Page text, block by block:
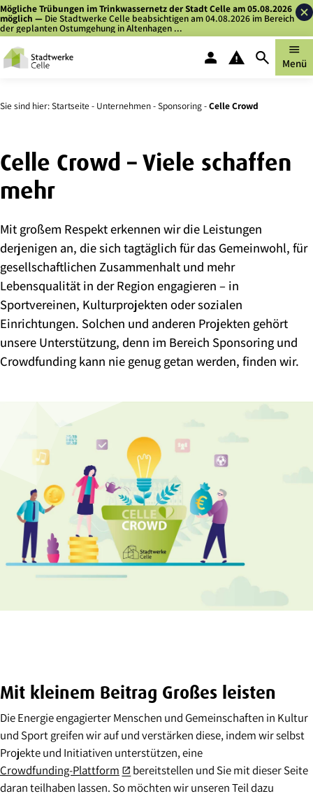
Zum
Inhalt
Zu
Kontaktdaten
Mögliche Trübungen im Trinkwassernetz der Stadt Celle am 05.08.2026
möglich — Die Stadtwerke Celle beabsichtigen am 04.08.2026 im Bereich
der geplanten Ostumgehung in Altenhagen ...
personKundenportal
warningStörung melden
searchSuche
menu
Menü
Sie sind hier:Startseite - Unternehmen-Sponsoring-Celle Crowd
Celle Crowd – Viele schaffen
mehr
Mit großem Respekt erkennen wir die Leistungen
derjenigen an, die sich tagtäglich für das Gemeinwohl, für
gesellschaftlichen Zusammenhalt und mehr
Lebensqualität in der Region engagieren – in
Sportvereinen, Kulturprojekten oder sozialen
Einrichtungen. Solchen und anderen Projekten gehört
unsere Unterstützung, denn im Bereich Sponsoring und
Crowdfunding kann nie genug getan werden, finden wir.
Mit kleinem Beitrag Großes leisten
Die Energie engagierter Menschen und Gemeinschaften in Kultur
und Sport greifen wir auf und verstärken diese, indem wir selbst
Projekte und Initiativen unterstützen, eine
Crowdfunding-Plattform open_in_new bereitstellen und Sie mit dieser Seite
daran teilhaben lassen. So möchten wir unseren Teil dazu